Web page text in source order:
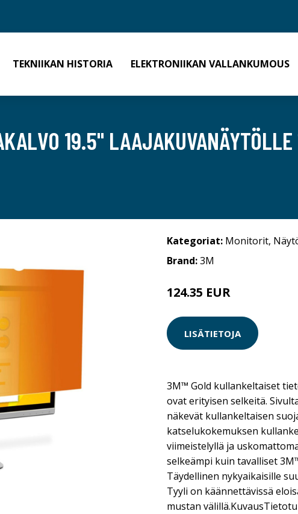
TEKNIIKAN HISTORIA ELEKTRONIIKAN VALLANKUMOUS
19.5"
Kategoriat: Monitorit,
Brand:3M
124.35 EUR
LISÄTIETOJA
3M™ Gold kullankeltaiset
ovat erityisen selkeitä.
näkevät kullankeltaisen
katselukokemuksen
viimeistelyllä ja
selkeämpi kuin tavalliset
Täydellinen nykyaikaisille
Tyyli on käännettävissä
mustan